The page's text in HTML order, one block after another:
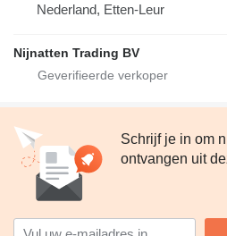
Nederland, Etten-Leur
Nijnatten Trading BV
Schrijf je in om
ontvangen uit